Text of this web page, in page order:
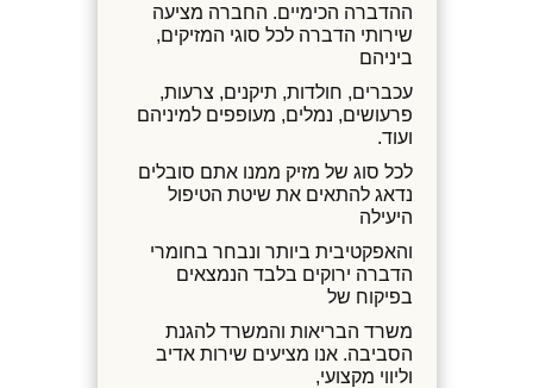
ההדברה הכימיים. החברה מציעה
שירותי הדברה לכל סוגי המזיקים,
ביניהם
עכברים, חולדות, תיקנים, צרעות,
פרעושים, נמלים, מעופפים למיניהם
ועוד.
לכל סוג של מזיק ממנו אתם סובלים
נדאג להתאים את שיטת הטיפול
היעילה
והאפקטיבית ביותר ונבחר בחומרי
הדברה ירוקים בלבד הנמצאים
בפיקוח של
משרד הבריאות והמשרד להגנת
הסביבה. אנו מציעים שירות אדיב
וליווי מקצועי,